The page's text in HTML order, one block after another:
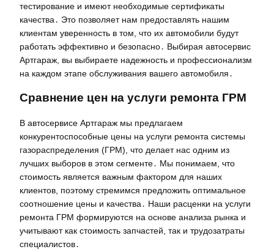
тестирование и имеют необходимые сертификаты
качества․ Это позволяет нам предоставлять нашим
клиентам уверенность в том, что их автомобили будут
работать эффективно и безопасно․ Выбирая автосервис
Артгараж, вы выбираете надежность и профессионализм
на каждом этапе обслуживания вашего автомобиля․
Сравнение цен на услуги ремонта ГРМ
В автосервисе Артгараж мы предлагаем
конкурентоспособные цены на услуги ремонта системы
газораспределения (ГРМ), что делает нас одним из
лучших выборов в этом сегменте․ Мы понимаем, что
стоимость является важным фактором для наших
клиентов, поэтому стремимся предложить оптимальное
соотношение цены и качества․ Наши расценки на услуги
ремонта ГРМ формируются на основе анализа рынка и
учитывают как стоимость запчастей, так и трудозатраты
специалистов․